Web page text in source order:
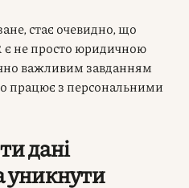
стає очевидно, що
не просто юридичною
важливим завданням
працює з персональними
дані
уникнути